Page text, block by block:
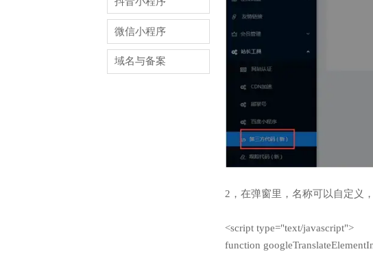
微信小程序
域名与备案
2，在弹窗里，名称可以自定义
<script type="text/javascript">
function